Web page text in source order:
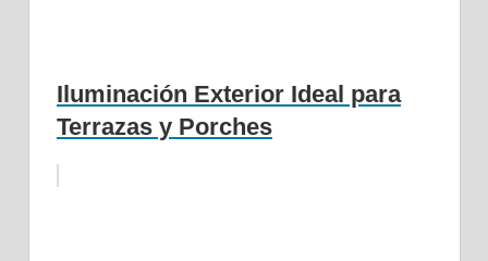
Iluminación Exterior Ideal para
Terrazas y Porches